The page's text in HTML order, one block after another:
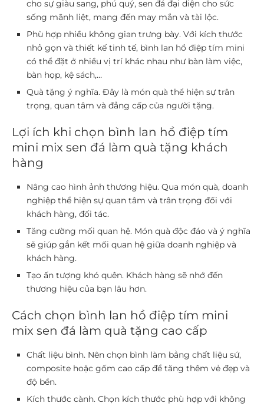
cho sự giàu sang, phú quý, sen đá đại diện cho sức
sống mãnh liệt, mang đến may mắn và tài lộc.
Phù hợp nhiều không gian trưng bày. Với kích thước
nhỏ gọn và thiết kế tinh tế, bình lan hồ điệp tím mini
có thể đặt ở nhiều vị trí khác nhau như bàn làm việc,
bàn họp, kệ sách,…
Quà tặng ý nghĩa. Đây là món quà thể hiện sự trân
trọng, quan tâm và đẳng cấp của người tặng.
Lợi ích khi chọn bình lan hồ điệp tím
mini mix sen đá làm quà tặng khách
hàng
Nâng cao hình ảnh thương hiệu. Qua món quà, doanh
nghiệp thể hiện sự quan tâm và trân trọng đối với
khách hàng, đối tác.
Tăng cường mối quan hệ. Món quà độc đáo và ý nghĩa
sẽ giúp gắn kết mối quan hệ giữa doanh nghiệp và
khách hàng.
Tạo ấn tượng khó quên. Khách hàng sẽ nhớ đến
thương hiệu của bạn lâu hơn.
Cách chọn bình lan hồ điệp tím mini
mix sen đá làm quà tặng cao cấp
Chất liệu bình. Nên chọn bình làm bằng chất liệu sứ,
composite hoặc gốm cao cấp để tăng thêm vẻ đẹp và
độ bền.
Kích thước cành. Chọn kích thước phù hợp với không